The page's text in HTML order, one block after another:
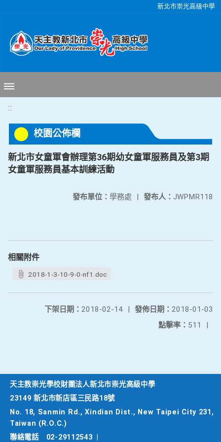
新北市崇光高級中學
:::
校園公佈欄
新北市女童軍會辦理第36期幼女童軍服務員及第3期
女童軍服務員基本訓練活動
發布人： JWPMR118
發布單位： 學務處 |
相關附件
2018-1-3-10-9-0-nf1.doc
發佈日期： 2018-01-03
下架日期： 2018-02-14
|
點擊率： 511 |
天主教崇光學校財團法人新北市崇光高級中學
23149 新北市新店區三民路18號
No. 18, Sanmin Rd., Xindian Dist., New Taipei City 231,
Taiwan (R.O.C.)
聯絡電話
02-29112543